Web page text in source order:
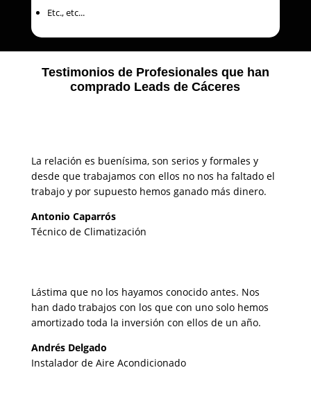
Etc., etc...
Testimonios de Profesionales que han
comprado Leads de Cáceres
La relación es buenísima, son serios y formales y
desde que trabajamos con ellos no nos ha faltado el
trabajo y por supuesto hemos ganado más dinero.
Antonio Caparrós
Técnico de Climatización
Lástima que no los hayamos conocido antes. Nos
han dado trabajos con los que con uno solo hemos
amortizado toda la inversión con ellos de un año.
Andrés Delgado
Instalador de Aire Acondicionado